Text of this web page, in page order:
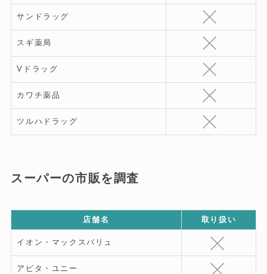
サンドラッグ
スギ薬局
Vドラッグ
カワチ薬品
ツルハドラッグ
スーパーの市販を調査
店舗名 取り扱い
イオン・マックスバリュ
アピタ・ユニー